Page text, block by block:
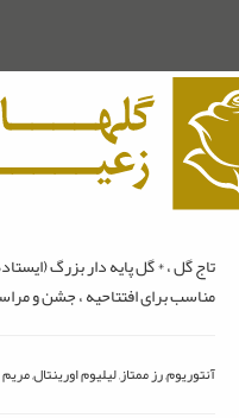
تاج گل ، * گل پایه دار بزرگ
مناسب برای افتتاحیه ، جشن و
آنتوریوم, رز ممتاز, لیلیوم اورینتال, مریم